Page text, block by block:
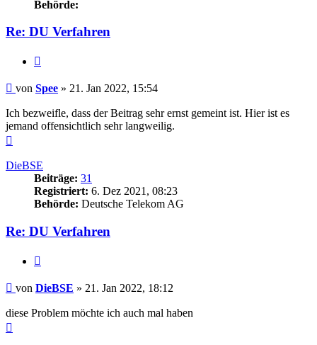
Behörde:
Re: DU Verfahren
Beitrag
von Spee » 21. Jan 2022, 15:54
Ich bezweifle, dass der Beitrag sehr ernst gemeint ist. Hier ist es
jemand offensichtlich sehr langweilig.
DieBSE
Beiträge: 31
Registriert: 6. Dez 2021, 08:23
Behörde: Deutsche Telekom AG
Re: DU Verfahren
Beitrag
von DieBSE » 21. Jan 2022, 18:12
diese Problem möchte ich auch mal haben